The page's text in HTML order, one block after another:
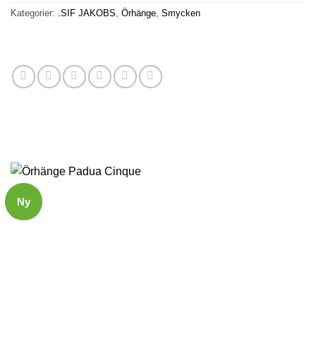
Kategorier: .SIF JAKOBS Örhänge Smycken
Ny